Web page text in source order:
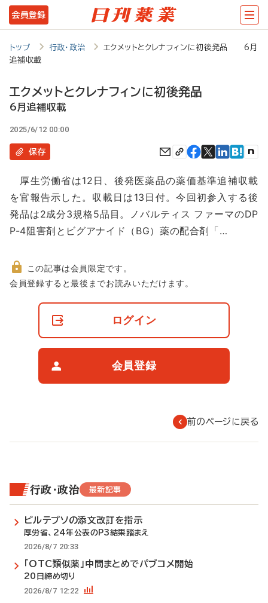
メ
イ
コ
テ
ツ
に
動
会員登録
トップ 行政・政治
エクメットとクレナフィンに初後発品 6月
追補収載
エクメットとクレナフィンに初後発品
6月追補収載
2025/6/12 00:00
保存
厚生労働省は12日、後発医薬品の薬価基準追補収載
を官報告示した。収載日は13日付。今回初参入する後
発品は2成分3規格5品目。ノバルティス ファーマのDP
P-4阻害剤とビグアナイド（BG）薬の配合剤「…
非
この記事は会員限定です。
会員登録すると最後までお読みいただけます。
ログイン
会員登録
前のページに戻る
行政・政治 最新記事
ビルテプソの添文改訂を指示
厚労省、24年公表のP3結果踏まえ
2026/8/7 20:33
「OTC類似薬」中間まとめでパブコメ開始
20日締め切り
2026/8/7 12:22